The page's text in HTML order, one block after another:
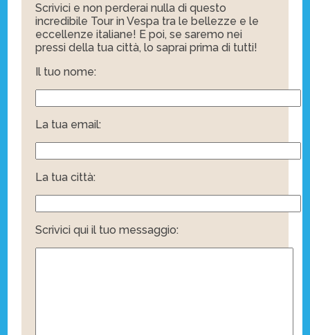
Scrivici e non perderai nulla di questo
incredibile Tour in Vespa tra le bellezze e le
eccellenze italiane! E poi, se saremo nei
pressi della tua città, lo saprai prima di tutti!
Il tuo nome:
La tua email:
La tua città:
Scrivici qui il tuo messaggio: